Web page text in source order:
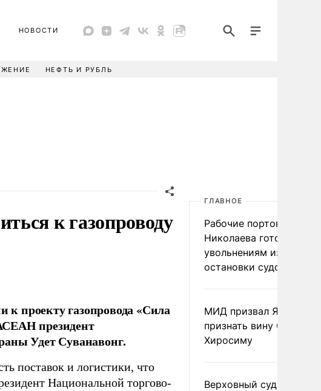
НОВОСТИ
НЕФТЬ И РУБЛЬ
к газопроводу
к проекту газопровода «Сила
президент
Удет Суванавонг.
поставок и логистики, что
Национальной торгово-
ГЛАВНОЕ
Рабочие портов
Николаева готовятся к
увольнениям из-за
остановки судоходства
МИД призвал Японию
признать вину США за
Хиросиму
Верховный суд Швеции